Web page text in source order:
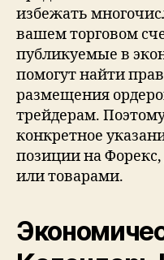
избежать
вашем торговом
публикуемые в
помогут найти
размещения
трейдерам.
конкретное
позиции на
или товарами.